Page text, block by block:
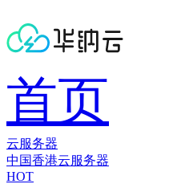
首页
云服务器
中国香港云服务器
HOT